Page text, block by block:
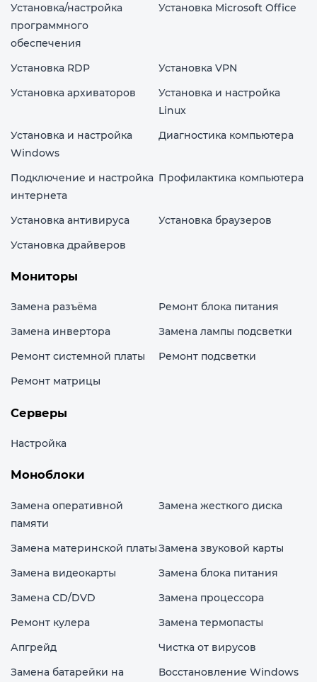
Установка/настройка
программного
обеспечения
Установка Microsoft Office
Установка RDP
Установка VPN
Установка архиваторов
Установка и настройка
Linux
Установка и настройка
Windows
Диагностика компьютера
Подключение и настройка
интернета
Профилактика компьютера
Установка антивируса
Установка браузеров
Установка драйверов
Мониторы
Замена разъёма
Ремонт блока питания
Замена инвертора
Замена лампы подсветки
Ремонт системной платы
Ремонт подсветки
Ремонт матрицы
Серверы
Настройка
Моноблоки
Замена оперативной
памяти
Замена жесткого диска
Замена материнской платыЗамена звуковой карты
Замена видеокарты
Замена блока питания
Замена CD/DVD
Замена процессора
Ремонт кулера
Замена термопасты
Апгрейд
Чистка от вирусов
Замена батарейки на
Восстановление Windows